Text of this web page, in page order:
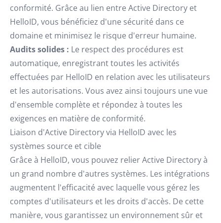
conformité. Grâce au lien entre Active Directory et
HelloID, vous bénéficiez d'une sécurité dans ce
domaine et minimisez le risque d'erreur humaine.
Audits solides : Le respect des procédures est
automatique, enregistrant toutes les activités
effectuées par HelloID en relation avec les utilisateurs
et les autorisations. Vous avez ainsi toujours une vue
d'ensemble complète et répondez à toutes les
exigences en matière de conformité.
Liaison d'Active Directory via HelloID avec les
systèmes source et cible
Grâce à HelloID, vous pouvez relier Active Directory à
un grand nombre d'autres systèmes. Les intégrations
augmentent l'efficacité avec laquelle vous gérez les
comptes d'utilisateurs et les droits d'accès. De cette
manière, vous garantissez un environnement sûr et